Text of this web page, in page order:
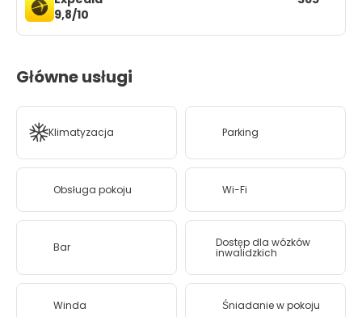
9,8/10
Główne usługi
Klimatyzacja Parking
Obsługa pokoju Wi-Fi
Bar Dostęp dla wózków
inwalidzkich
Winda Śniadanie w pokoju